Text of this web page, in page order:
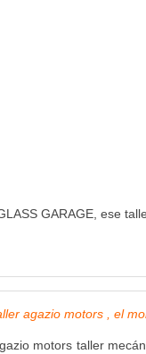
GARAGE, ese
agazio motors , el
motors taller